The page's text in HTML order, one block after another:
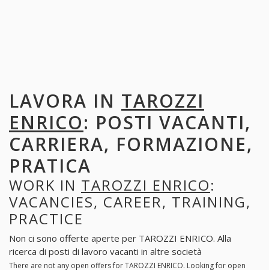
LAVORA IN TAROZZI
ENRICO: POSTI VACANTI,
CARRIERA, FORMAZIONE,
PRATICA
WORK IN TAROZZI ENRICO:
VACANCIES, CAREER, TRAINING,
PRACTICE
Non ci sono offerte aperte per TAROZZI ENRICO. Alla
ricerca di posti di lavoro vacanti in altre società
There are not any open offers for TAROZZI ENRICO. Looking for open